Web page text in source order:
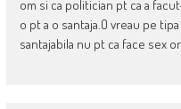
om si ca politician pt ca a
o pt a o santaja.O vreau pe
santajabila nu pt ca face sex